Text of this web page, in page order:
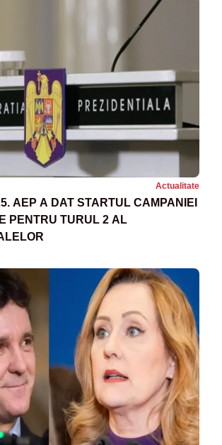
Actualitate
AEP A DAT STARTUL CAMPANIEI
PENTRU TURUL 2 AL